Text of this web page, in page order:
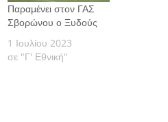
Παραμένει στον ΓΑΣ
Σβορώνου ο Ξυδούς
1 Ιουλίου 2023
σε "Γ' Εθνική"